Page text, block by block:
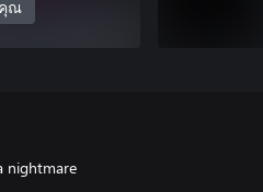
คุณ
nightmare